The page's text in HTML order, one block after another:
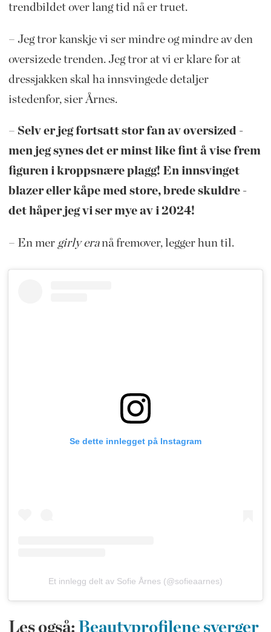
trendbildet over lang tid nå er truet.
– Jeg tror kanskje vi ser mindre og mindre av den
oversizede trenden. Jeg tror at vi er klare for at
dressjakken skal ha innsvingede detaljer
istedenfor, sier Årnes.
– Selv er jeg fortsatt stor fan av oversized -
men jeg synes det er minst like fint å vise frem
figuren i kroppsnære plagg! En innsvinget
blazer eller kåpe med store, brede skuldre -
det håper jeg vi ser mye av i 2024!
– En mer girly eranå fremover, legger hun til.
Se dette innlegget på Instagram
Et innlegg delt av Sofie Årnes (@sofieaarnes)
Les også: Beautyprofilene sverger